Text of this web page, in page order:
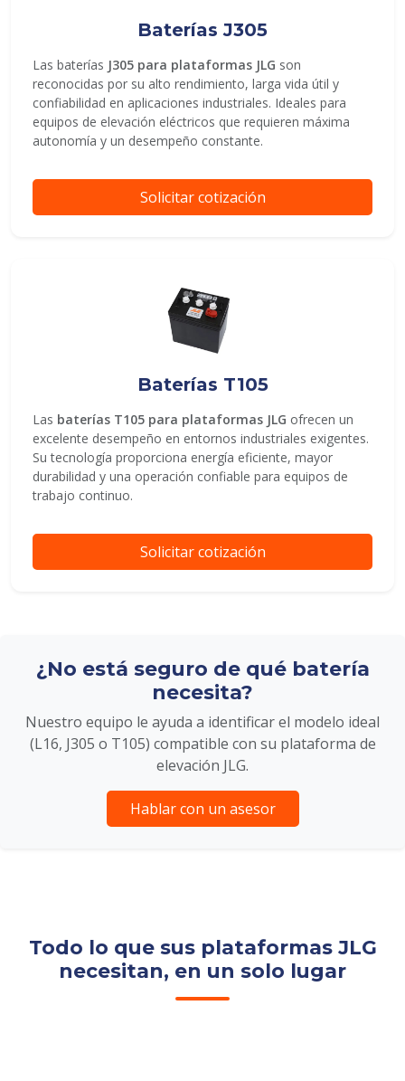
Baterías J305
Las baterías J305 para plataformas JLG son
reconocidas por su alto rendimiento, larga vida útil y
confiabilidad en aplicaciones industriales. Ideales para
equipos de elevación eléctricos que requieren máxima
autonomía y un desempeño constante.
Solicitar cotización
Baterías T105
Las baterías T105 para plataformas JLG ofrecen un
excelente desempeño en entornos industriales exigentes.
Su tecnología proporciona energía eficiente, mayor
durabilidad y una operación confiable para equipos de
trabajo continuo.
Solicitar cotización
¿No está seguro de qué batería
necesita?
Nuestro equipo le ayuda a identificar el modelo ideal
(L16, J305 o T105) compatible con su plataforma de
elevación JLG.
Hablar con un asesor
Todo lo que sus plataformas JLG
necesitan, en un solo lugar